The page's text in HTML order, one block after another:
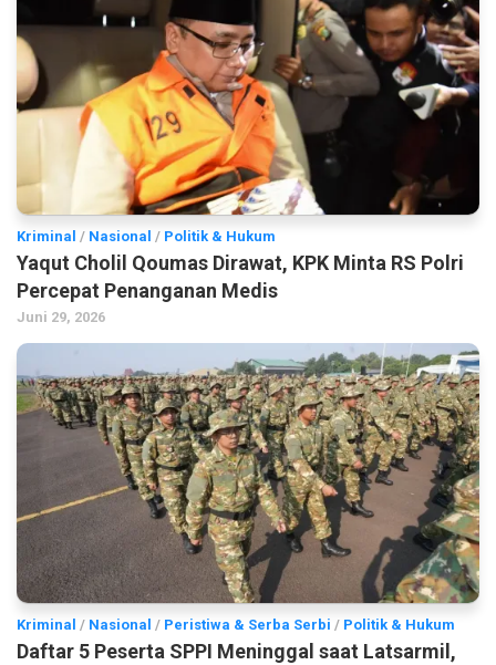
Kriminal / Nasional / Politik & Hukum
Yaqut Cholil Qoumas Dirawat, KPK Minta RS Polri
Percepat Penanganan Medis
Juni 29, 2026
Kriminal / Nasional / Peristiwa & Serba Serbi / Politik & Hukum
Daftar 5 Peserta SPPI Meninggal saat Latsarmil,